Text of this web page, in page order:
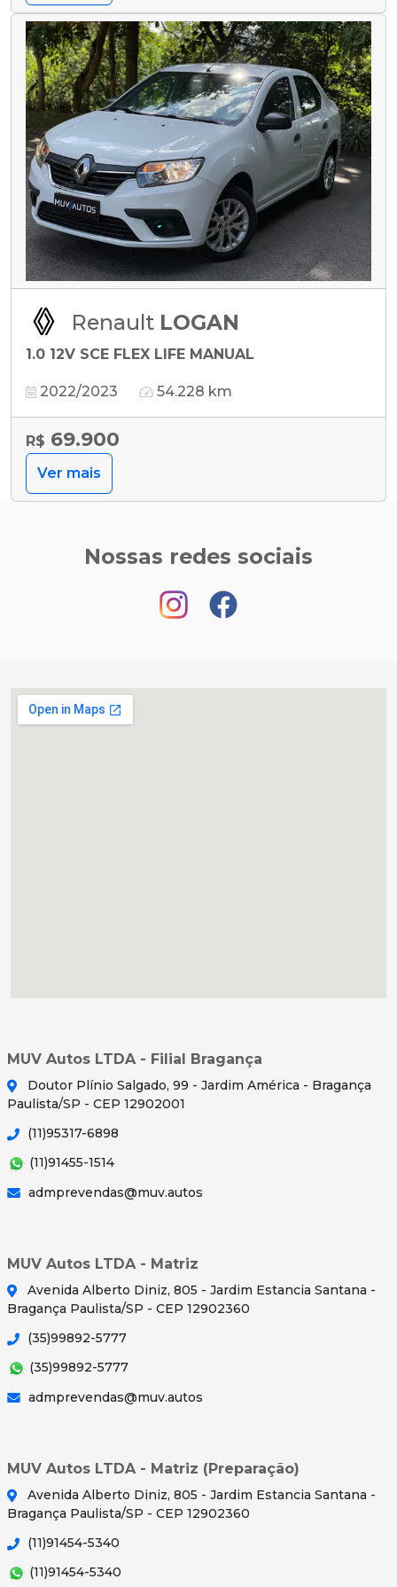
Renault LOGAN
1.0 12V SCE FLEX LIFE MANUAL
2022/2023 54.228 km
R$ 69.900
Ver mais
Nossas redes sociais
MUV Autos LTDA - Filial Bragança
Doutor Plínio Salgado, 99 - Jardim América - Bragança
Paulista/SP - CEP 12902001
(11)95317-6898
(11)91455-1514
admprevendas@muv.autos
MUV Autos LTDA - Matriz
Avenida Alberto Diniz, 805 - Jardim Estancia Santana -
Bragança Paulista/SP - CEP 12902360
(35)99892-5777
(35)99892-5777
admprevendas@muv.autos
MUV Autos LTDA - Matriz (Preparação)
Avenida Alberto Diniz, 805 - Jardim Estancia Santana -
Bragança Paulista/SP - CEP 12902360
(11)91454-5340
(11)91454-5340